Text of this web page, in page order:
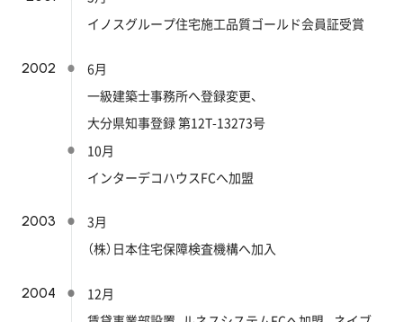
イノスグループ住宅施工品質ゴールド会員証受賞
2002
6月
一級建築士事務所へ登録変更、
大分県知事登録 第12T-13273号
10月
インターデコハウスFCへ加盟
2003
3月
（株）日本住宅保障検査機構へ加入
2004
12月